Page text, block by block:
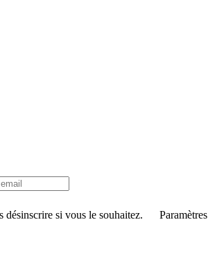
désinscrire si vous le souhaitez. Paramètres